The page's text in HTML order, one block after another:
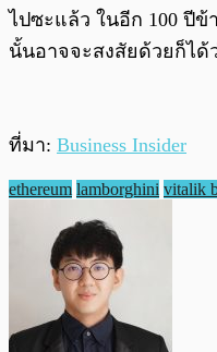
ไปซะแล้ว ในอีก 100 ปี
นั้นอาจจะสงสัยด้วยก็ได้
ที่มา: Business Insider
ethereum lamborghini vitalik